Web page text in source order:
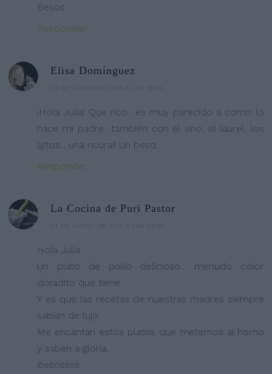
Besos
Responder
Elisa Domínguez
¡Hola Julia! Que rico.. es muy parecido a como lo
hace mi padre.. también con el vino, el laurel, los
ajitos... una ricura!! Un beso.
Responder
La Cocina de Puri Pastor
Hola Julia.
Un plato de pollo delicioso... menudo color
doradito que tiene.
Y es que las recetas de nuestras madres siempre
sabían de lujo.
Me encantan estos platos que metemos al horno
y saben a gloria.
Besossss